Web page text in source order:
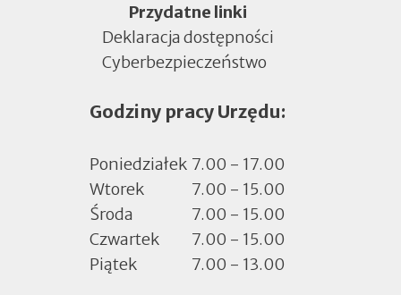
MenuPrzydatne linki
Deklaracja dostępności
Cyberbezpieczeństwo
w
zakładce
Godziny pracy Urzędu:
Poniedziałek 7.00 - 17.00
Wtorek
7.00 - 15.00
Środa
7.00 - 15.00
Czwartek
7.00 - 15.00
Piątek
7.00 - 13.00